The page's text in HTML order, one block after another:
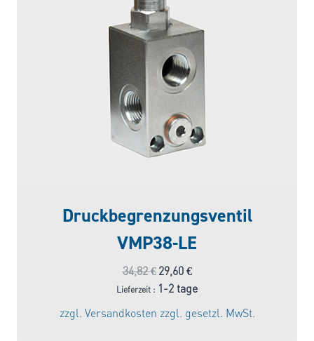
Druckbegrenzungsventil
VMP38-LE
34,82€ Ursprünglicher
Preis
war:
34,82 €
29,60 €Aktueller
Preis
Lieferzeit : 1-2 tage
zzgl. Versandkosten zzgl. gesetzl. MwSt.